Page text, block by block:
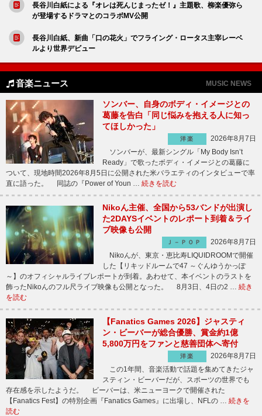
長谷川白紙による『オレは死んじまったゼ！』主題歌、柳楽優弥ら
が登場するドラマとのコラボMV公開
長谷川白紙、新曲「口の花火」でフライング・ロータス主宰レーベ
ルより世界デビュー
音楽ニュース MUSIC NEWS
ソンバー、自身のボディ・イメージとの
葛藤を告白「同じ悩みを抱える人に知っ
てほしかった」
洋楽
2026年8月7日
ソンバーが、最新シングル「My Body Isn’t
Ready」で歌ったボディ・イメージとの葛藤に
ついて、現地時間2026年8月5日に公開された米バラエティのインタビューで率
直に語った。 同誌の『Power of Youn … 続きを読む
Nikoん主催、全国から53バンドが出演し
た2DAYSイベントのレポート到着＆ライ
ブ映像も公開
Ｊ－ＰＯＰ
2026年8月7日
Nikoんが、東京・恵比寿LIQUIDROOMで開催
した【リキッドルームで47 ～ぐんゆうかっぽ
～】のオフィシャルライブレポートが到着。あわせて、本イベントのラストを
飾ったNikoんのフル尺ライブ映像も公開となった。 8月3日、4日の2 … 続き
を読む
【Fanatics Games 2026】ジャスティ
ン・ビーバーが総合優勝、賞金約1億
5,800万円をファンと慈善団体へ寄付
洋楽
2026年8月7日
この1年間、音楽活動で話題を集めてきたジャ
スティン・ビーバーだが、スポーツの世界でも
存在感を示したようだ。 ビーバーは、米ニューヨークで開催された
【Fanatics Fest】の特別企画『Fanatics Games』に出場し、NFLの … 続きを
読む